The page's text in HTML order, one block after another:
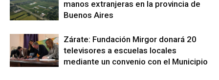
manos extranjeras en la provincia de
Buenos Aires
Zárate: Fundación Mirgor donará 20
televisores a escuelas locales
mediante un convenio con el Municipio